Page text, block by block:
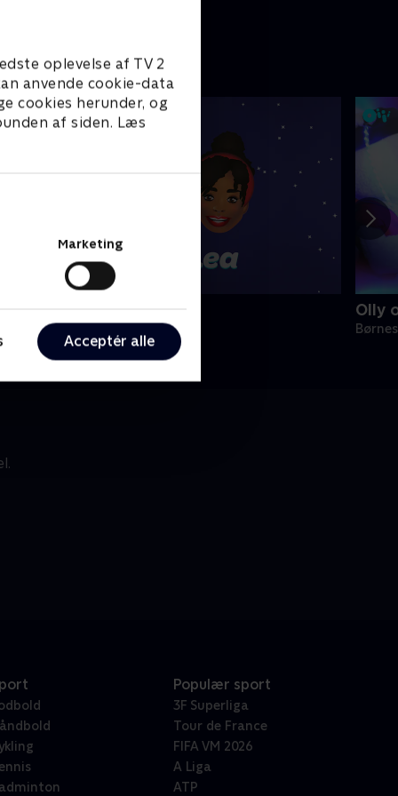
oplevelse af TV 2
anvende cookie-data
cookies herunder, og
af siden. Læs
Marketing
Acceptér alle
& Lea
• 1 sæsoner
Olly
Populær sport
3F Superliga
Tour de France
FIFA VM 2026
A Liga
ATP